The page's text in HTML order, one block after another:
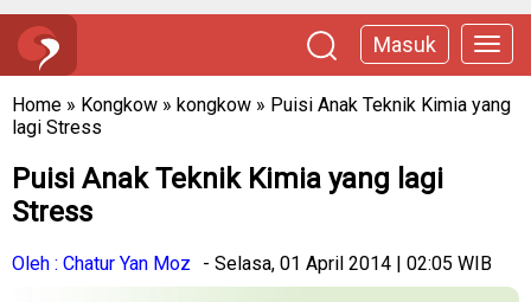
Masuk
Home » Kongkow » kongkow » Puisi Anak Teknik Kimia yang
lagi Stress
Puisi Anak Teknik Kimia yang lagi
Stress
Oleh : Chatur Yan Moz - Selasa, 01 April 2014 | 02:05 WIB